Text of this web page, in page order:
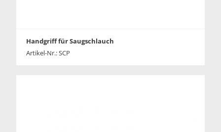
Handgriff für Saugschlauch
Artikel-Nr.: SCP